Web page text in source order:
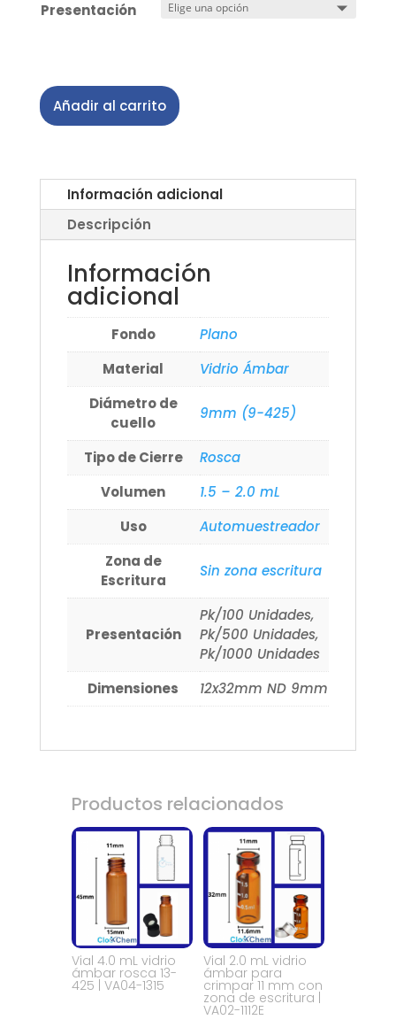
Presentación
Añadir al carrito
Información adicional
Descripción
Información
adicional
Fondo
Plano
Material
Vidrio Ámbar
Diámetro de
cuello
9mm (9-425)
Tipo de Cierre
Rosca
Volumen
1.5 – 2.0 mL
Uso
Automuestreador
Zona de
Escritura
Sin zona escritura
Presentación
Pk/100 Unidades,
Pk/500 Unidades,
Pk/1000 Unidades
Dimensiones
12x32mm ND 9mm
Productos relacionados
Vial 4.0 mL vidrio
ámbar rosca 13-
425 | VA04-1315
Vial 2.0 mL vidrio
ámbar para
crimpar 11 mm con
zona de escritura |
VA02-1112E